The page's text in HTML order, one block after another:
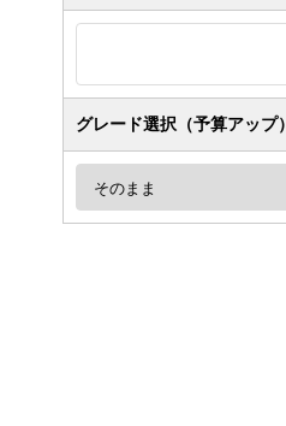
グレード選択（予算アップ）